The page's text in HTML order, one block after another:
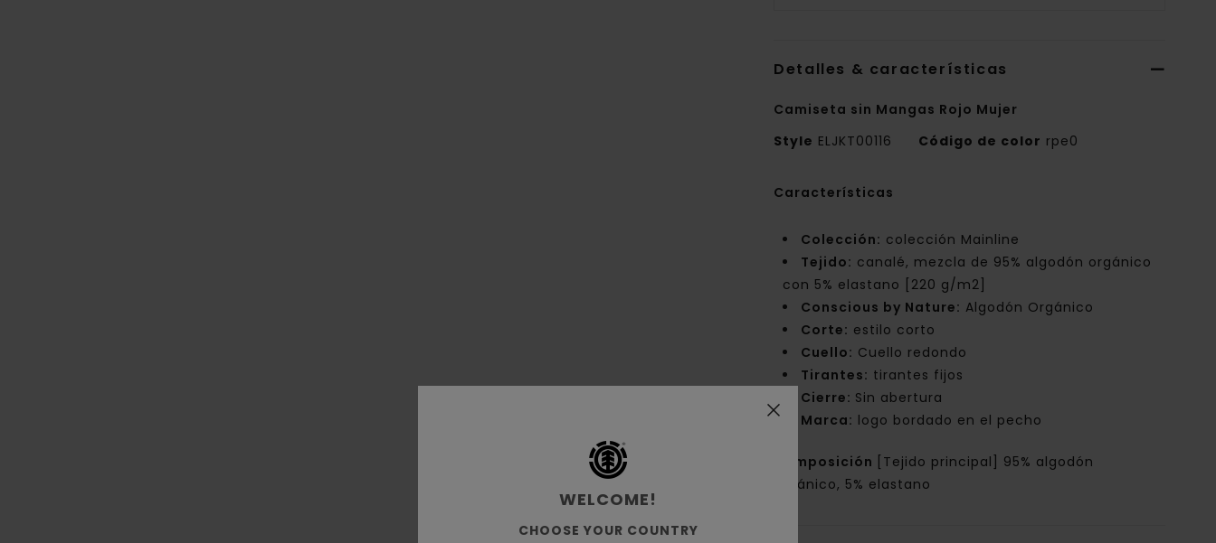
Detalles & características
Camiseta sin Mangas Rojo Mujer
Style ELJKT00116 Código de color rpe0
Características
Colección: colección Mainline
Tejido: canalé, mezcla de 95% algodón orgánico
con 5% elastano [220 g/m2]
Conscious by Nature: Algodón Orgánico
Corte: estilo corto
Cuello: Cuello redondo
Tirantes: tirantes fijos
Cierre: Sin abertura
Marca: logo bordado en el pecho
Composición
[Tejido principal] 95% algodón
orgánico, 5% elastano
WELCOME!
CHOOSE YOUR COUNTRY